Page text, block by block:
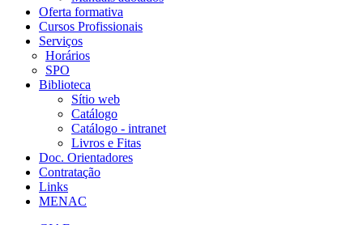
Oferta formativa
Cursos Profissionais
Serviços
Horários
SPO
Biblioteca
Sítio web
Catálogo
Catálogo - intranet
Livros e Fitas
Doc. Orientadores
Contratação
Links
MENAC